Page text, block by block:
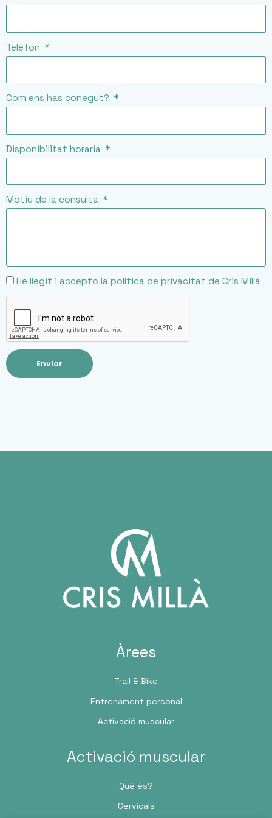
Telèfon
Com ens has conegut?
Disponibilitat horaria
Motiu de la consulta
He llegit i accepto la política de privacitat de Cris Millà
Enviar
Àrees
Trail & Bike
Entrenament personal
Activació muscular
Activació muscular
Què és?
Cervicals